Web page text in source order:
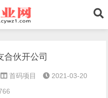
合伙开公司
首码项目
2021-03-20